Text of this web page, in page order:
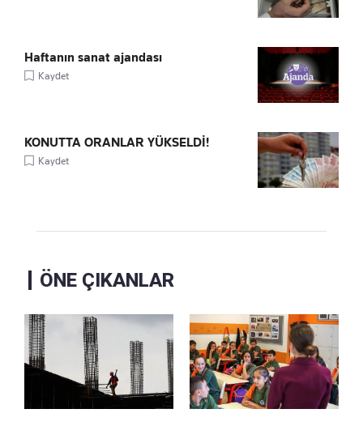
Haftanın sanat ajandası
Kaydet
KONUTTA ORANLAR YÜKSELDİ!
Kaydet
ÖNE ÇIKANLAR